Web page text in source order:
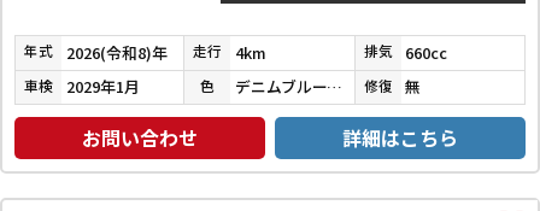
年式 2026(令和8)年 走行 4km 排気 660cc
車検 2029年1月 色 デニムブルーメタリック／ミネラルグレーメタリック 修復 無
お問い合わせ 詳細はこちら